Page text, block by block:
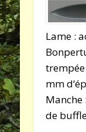
Lame :
mm
de